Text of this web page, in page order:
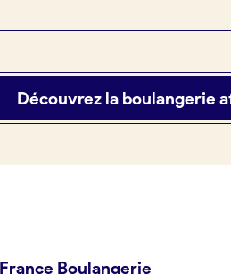
Découvrez la boulangerie
France Boulangerie